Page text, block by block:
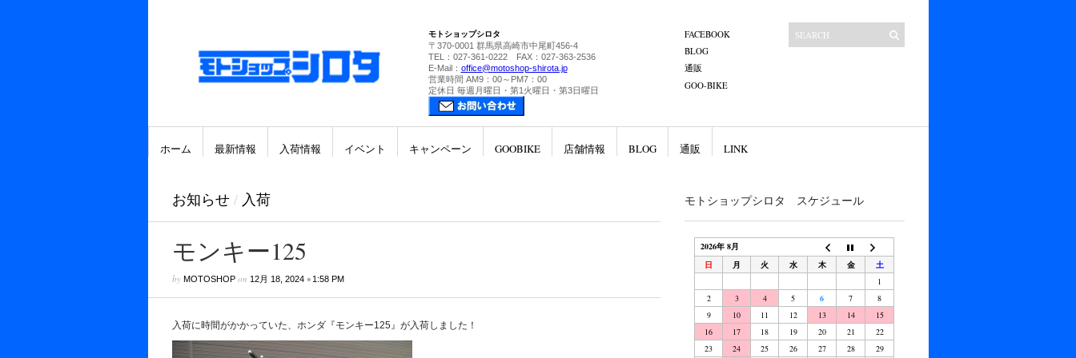
モトショップシロタ
〒370-0001 群馬県高崎市中尾町456-4
TEL：027-361-0222 FAX：027-363-2536
E-Mail： office@motoshop-shirota.jp
営業時間 AM9：00～PM7：00
定休日 毎週月曜日・第1火曜日・第3日曜日
FACEBOOK
BLOG
通販
GOO-BIKE
ホーム 最新情報 入荷情報 イベント キャンペーン GOOBIKE 店舗情報 BLOG 通販 LINK
お知らせ / 入荷
モンキー125
by MOTOSHOPon 12月 18, 2024• 1:58 PM
入荷に時間がかかっていた、ホンダ『モンキー125』が入荷しました！
モトショップシロタ スケジュール
2026年 8月
日
月 火 水 木 金
土
1
2
3 4 5 6 7
8
9
10 11 12 13 14
15
16
17 18 19 20 21
22
23
24 25 26 27 28 29